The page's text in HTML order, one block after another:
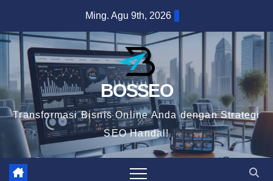
content
Ming. Agu 9th, 2026
BOSSEO
Transformasi Bisnis Online Anda dengan Strategi
SEO Handal!